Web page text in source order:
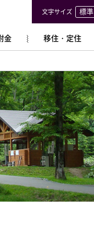
文字サイズ 標準
金 移住・定住